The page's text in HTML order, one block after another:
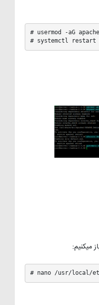
# usermod -aG
# systemctl restart
میکنیم:
# nano /usr/local/